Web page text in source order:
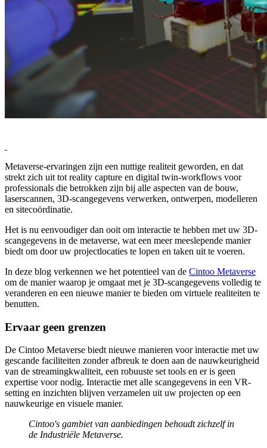
Metaverse-ervaringen zijn een nuttige realiteit geworden, en dat
strekt zich uit tot reality capture en digital twin-workflows voor
professionals die betrokken zijn bij alle aspecten van de bouw,
laserscannen, 3D-scangegevens verwerken, ontwerpen, modelleren
en sitecoördinatie.
Het is nu eenvoudiger dan ooit om interactie te hebben met uw 3D-
scangegevens in de metaverse, wat een meer meeslepende manier
biedt om door uw projectlocaties te lopen en taken uit te voeren.
In deze blog verkennen we het potentieel van de Cintoo Metaverse
om de manier waarop je omgaat met je 3D-scangegevens volledig te
veranderen en een nieuwe manier te bieden om virtuele realiteiten te
benutten.
Ervaar geen grenzen
De Cintoo Metaverse biedt nieuwe manieren voor interactie met uw
gescande faciliteiten zonder afbreuk te doen aan de nauwkeurigheid
van de streamingkwaliteit, een robuuste set tools en er is geen
expertise voor nodig. Interactie met alle scangegevens in een VR-
setting en inzichten blijven verzamelen uit uw projecten op een
nauwkeurige en visuele manier.
Cintoo's gambiet van aanbiedingen behoudt zichzelf in
de Industriële Metaverse.